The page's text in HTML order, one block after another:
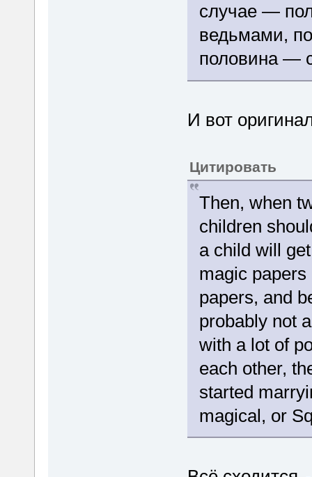
случае —
ведьмами,
половина —
И вот
Цитировать
Then, when
children
a child will
magic
papers, and
probably not
with a lot of
each other,
started
magical, or